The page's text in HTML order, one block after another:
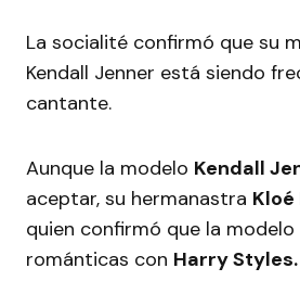
La socialité confirmó que su
Kendall Jenner está siendo
cantante.
Aunque la modelo Kendall
aceptar, su hermanastra
quien confirmó que la
románticas con Harry Styles.